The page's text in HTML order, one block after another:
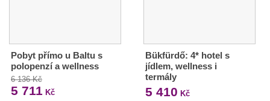
Pobyt přímo u Baltu s
polopenzí a wellness
6 136 Kč
5 711 Kč
Bükfürdő: 4* hotel s
jídlem, wellness i
termály
5 410 Kč